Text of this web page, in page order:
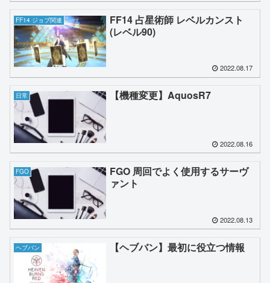
FF14 ジョブ関連
FF14 占星術師 レベルカンスト
(レベル90)
2022.08.17
日常 【機種変更】AquosR7
2022.08.16
FGO
FGO 周回でよく使用するサーヴ
ァント
2022.08.13
ヘブバン 【ヘブバン】最初に役立つ情報